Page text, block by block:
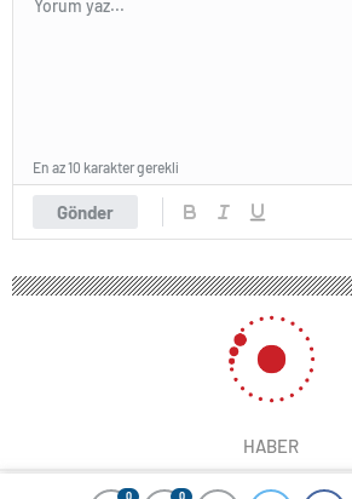
0 0
Gönder
En az 10 karakter gerekli
HABER